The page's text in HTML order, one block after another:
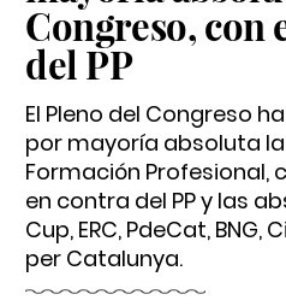
Congreso, con
del PP
El Pleno del Congreso
por mayoría absoluta
Formación Profesional,
en contra del PP y las
Cup, ERC, PdeCat,
per Catalunya.